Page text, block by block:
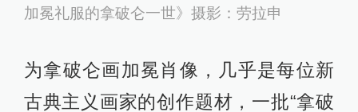
加冕礼服的拿破仑一世》摄影：劳拉申
为拿破仑画加冕肖像，几乎是每位新
古典主义画家的创作题材，一批“拿破